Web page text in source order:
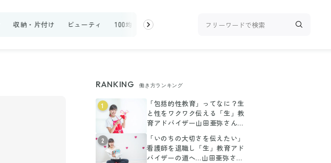
収納・片付け ビューティ 100均・雑貨 料理レシピ 話題
RANKING 働き方ランキング
1
「包括的性教育」ってなに？生
と性をワクワク伝える「生」教
育アドバイザー山田亜弥さんイ
2
「いのちの大切さを伝えたい」
看護師を退職し「生」教育アド
バイザーの道へ…山田亜弥さん